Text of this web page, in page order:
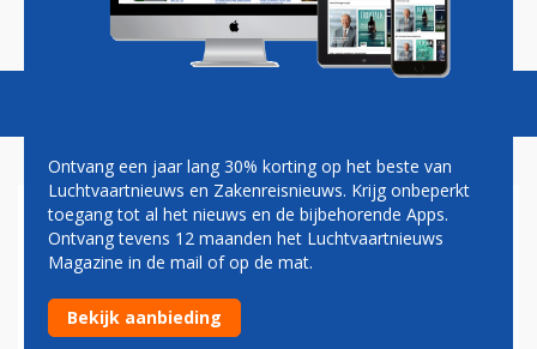
Magazine Podcasts Vacatures
EASTERN AIRWAYS VERBINDT
GROOT-BRITTANNIË MET
GIBRALTAR
Ontvang een jaar lang 30% korting op het beste van
Luchtvaartnieuws en Zakenreisnieuws. Krijg onbeperkt
toegang tot al het nieuws en de bijbehorende Apps.
Ontvang tevens 12 maanden het Luchtvaartnieuws
Magazine in de mail of op de mat.
Bekijk aanbieding